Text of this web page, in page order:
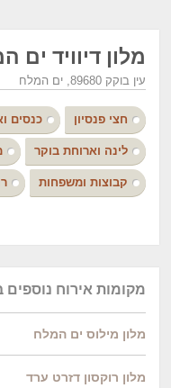
מלון דיוויד ים
עין בוקק 89680, ים המלח
חצי פנסיון כנסים
לינה וארוחת בוקר
קבוצות ומשפחות
מקומות אירוח
מלון מילוס ים המלח
מלון רוקסון דזרט ערד